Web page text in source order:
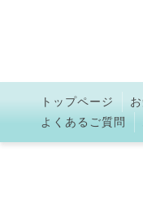
トップページ
よくあるご質問